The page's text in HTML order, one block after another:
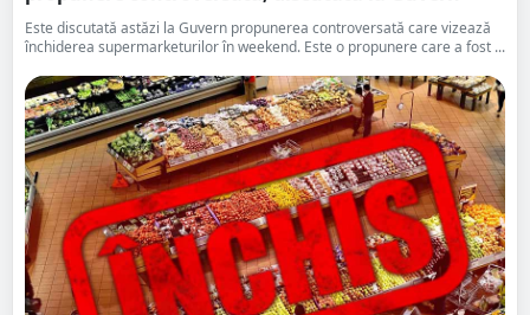
Este discutată astăzi la Guvern propunerea controversată care vizează
închiderea supermarketurilor în weekend. Este o propunere care a fost ...